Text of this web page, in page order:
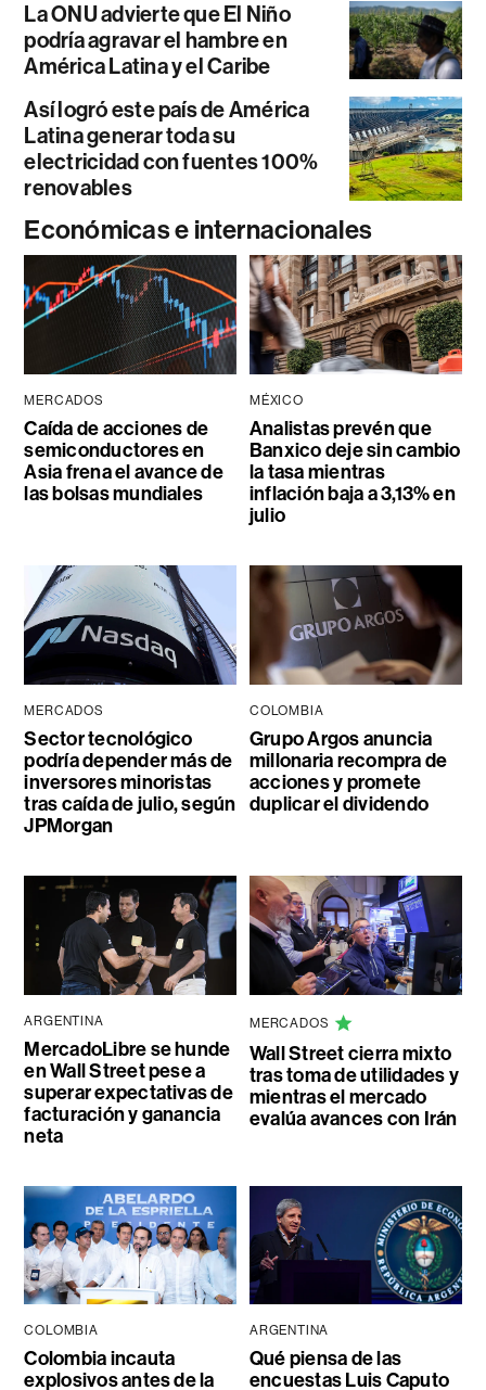
La ONU advierte que El Niño
podría agravar el hambre en
América Latina y el Caribe
Así logró este país de América
Latina generar toda su
electricidad con fuentes 100%
renovables
Económicas e internacionales
MERCADOS
Caída de acciones de
semiconductores en
Asia frena el avance de
las bolsas mundiales
MÉXICO
Analistas prevén que
Banxico deje sin cambio
la tasa mientras
inflación baja a 3,13% en
julio
MERCADOS
Sector tecnológico
podría depender más de
inversores minoristas
tras caída de julio, según
JPMorgan
COLOMBIA
Grupo Argos anuncia
millonaria recompra de
acciones y promete
duplicar el dividendo
ARGENTINA
MercadoLibre se hunde
en Wall Street pese a
superar expectativas de
facturación y ganancia
neta
MERCADOS
Wall Street cierra mixto
tras toma de utilidades y
mientras el mercado
evalúa avances con Irán
COLOMBIA
Colombia incauta
explosivos antes de la
ARGENTINA
Qué piensa de las
encuestas Luis Caputo